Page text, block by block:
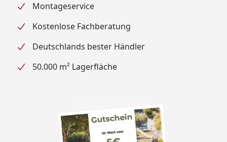
Montageservice
Kostenlose Fachberatung
Deutschlands bester Händler
50.000 m² Lagerfläche